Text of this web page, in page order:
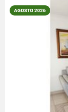
AGOSTO 2026